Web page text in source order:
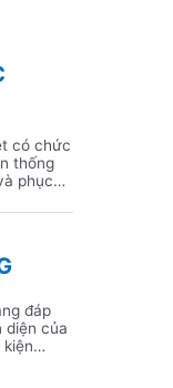
có chức
thống
phục
đáp
diện của